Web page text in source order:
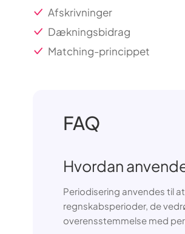
Afskrivninger
Dækningsbidrag
Matching-princippet
FAQ
Hvordan
Periodisering anvendes til
regnskabsperioder, de
overensstemmelse med